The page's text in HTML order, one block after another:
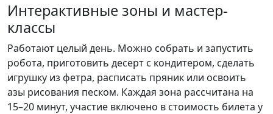
Интерактивные зоны и мастер-
классы
Работают целый день. Можно собрать и запустить
робота, приготовить десерт с кондитером, сделать
игрушку из фетра, расписать пряник или освоить
азы рисования песком. Каждая зона рассчитана на
15–20 минут, участие включено в стоимость билета у